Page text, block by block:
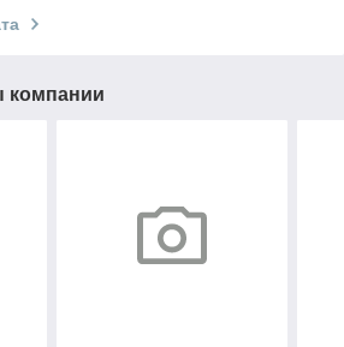
компании